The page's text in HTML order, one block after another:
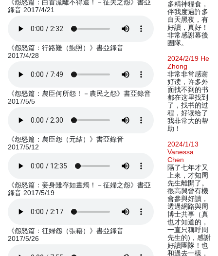
《怨怒篇：白首流離不得還！－征夫之怨》書亞
錄音 2017/4/21
《怨怒篇：行路難（鮑照）》書亞錄音
2017/4/28
《怨怒篇：農臣何所怨！－農民之怨》書亞錄音
2017/5/5
《怨怒篇：農臣怨（元結）》書亞錄音
2017/5/12
《怨怒篇：妾身雖存如晝燭！－征婦之怨》書亞
錄音 2017/5/19
《怨怒篇：征婦怨（張籍）》書亞錄音
2017/5/26
多精神糧食，
伴我度過許多
白天黑夜，有
好讀，真好！
非常感謝幕後
團隊。
2024/2/19 He
Zhong
非常非常感谢
好读，许多外
面找不到的书
都在这里找到
了，找书的过
程，好读给了
我非常大的帮
助！
2024/1/13
Vanessa
Chen
隔了七年才又
上來，才知周
先生離開了。
很高興曾有機
會參與好讀，
透過網路與周
博士共事（真
也才知道的，
一直只稱呼周
先生的)，感謝
好讀團隊！也
和過去一樣，